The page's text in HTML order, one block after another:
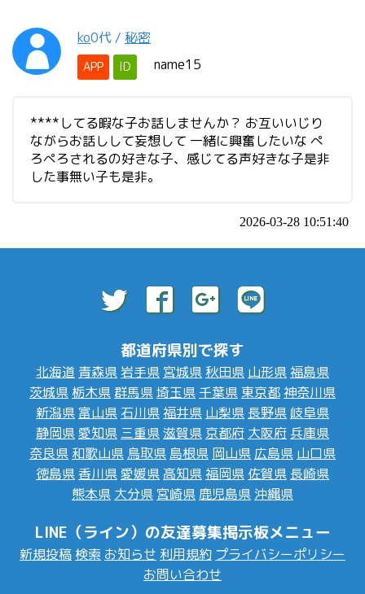
ko0代 / 秘密
APP ID name15
****してる暇な子お話しませんか？ お互いいじり
ながらお話しして妄想して 一緒に興奮したいな ぺ
ろぺろされるの好きな子、感じてる声好きな子是非
した事無い子も是非。
2026-03-28 10:51:40
都道府県別で探す
北海道 青森県 岩手県 宮城県 秋田県 山形県福島県
茨城県 栃木県群馬県埼玉県 千葉県 東京都神奈川県
新潟県 富山県 石川県福井県 山梨県 長野県 岐阜県
静岡県愛知県 三重県滋賀県 京都府 大阪府 兵庫県
奈良県 和歌山県 鳥取県 島根県 岡山県 広島県 山口県
徳島県 香川県愛媛県 高知県福岡県 佐賀県 長崎県
熊本県 大分県 宮崎県 鹿児島県 沖縄県
LINE（ライン）の友達募集掲示板メニュー
新規投稿 検索 お知らせ 利用規約 プライバシーポリシー
お問い合わせ